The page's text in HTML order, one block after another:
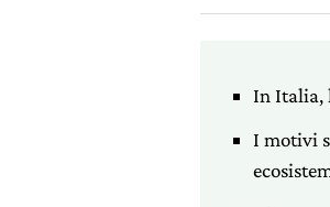
In Italia,
I motivi